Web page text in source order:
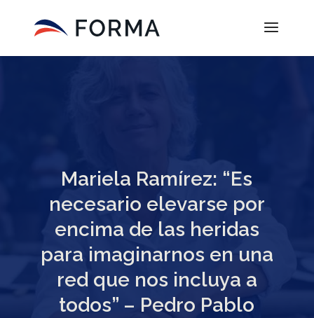
Mariela Ramírez: “Es
necesario elevarse por
encima de las heridas
para imaginarnos en una
red que nos incluya a
todos” – Pedro Pablo